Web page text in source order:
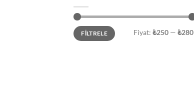
En
düşük
fiyat
En
yüksek
fiyat
FILTRELE Fiyat: ₺250 — ₺280